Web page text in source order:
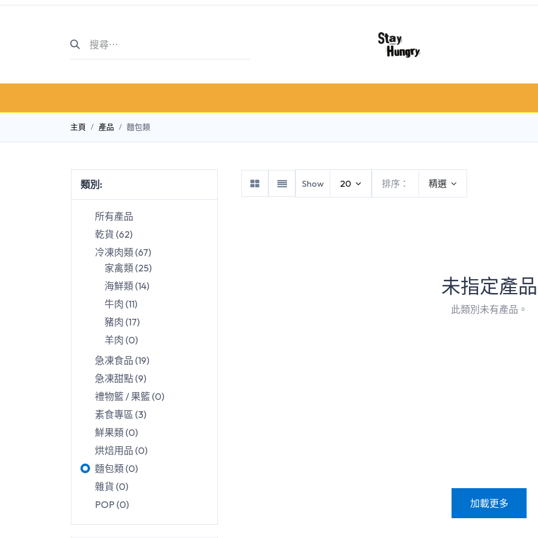
主頁 產品 麵包類
類別:
所有產品
乾貨 (62)
冷凍肉類(67)
家禽類(25)
海鮮類(14)
牛肉 (11)
豬肉 (17)
羊肉 (0)
急凍食品 (19)
急凍甜點(9)
禮物籃 / 果籃(0)
素食專區 (3)
鮮果類(0)
烘焙用品 (0)
麵包類(0)
雜貨 (0)
POP (0)
排序： 精選
Show 20
未指定產品
此類別未有產品。
加載更多